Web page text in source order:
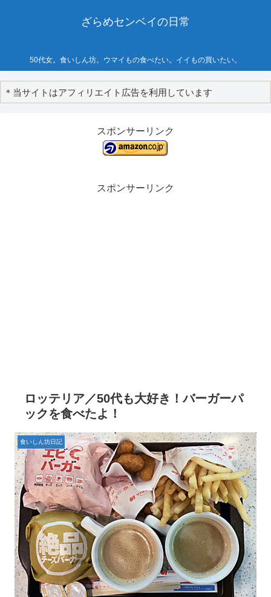
ざらめセンベイの日常
50代女。食いしん坊。ウマイもの食べたい。イイもの買いたい。
＊当サイトはアフィリエイト広告を利用しています
スポンサーリンク
スポンサーリンク
ロッテリア／50代も大好き！バーガーパ
ックを食べたよ！
食いしん坊日記